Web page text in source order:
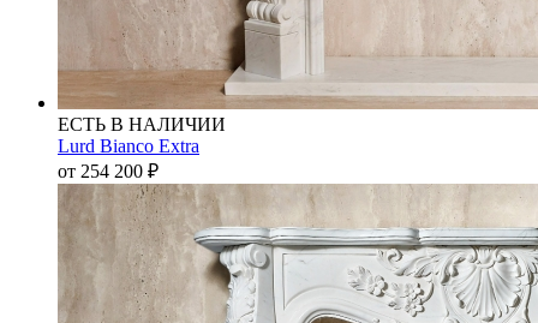
ЕСТЬ В НАЛИЧИИ
Lurd Bianco Extra
от 254 200 ₽